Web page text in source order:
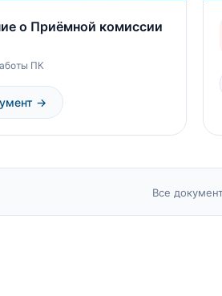
о Приёмной комиссии
ПК
→
Все